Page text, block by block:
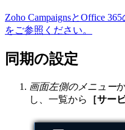
Zoho CampaignsとOffice
をご参照ください。
同期の設定
画面左側のメニュー
し、一覧から
［サー